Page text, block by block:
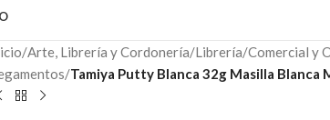
/Arte, Librería y Cordonería/Librería/Comercial y
/Tamiya Putty Blanca 32g Masilla Blanca